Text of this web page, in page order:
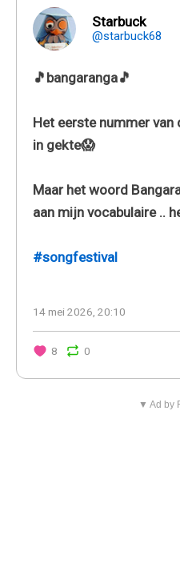
Starbuck
@starbuck68
🎵bangaranga🎵
Het eerste nummer
in gekte😱
Maar het woord
aan mijn vocabulaire ..
#songfestival
14 mei 2026, 20:10
8 0
▼ Ad by